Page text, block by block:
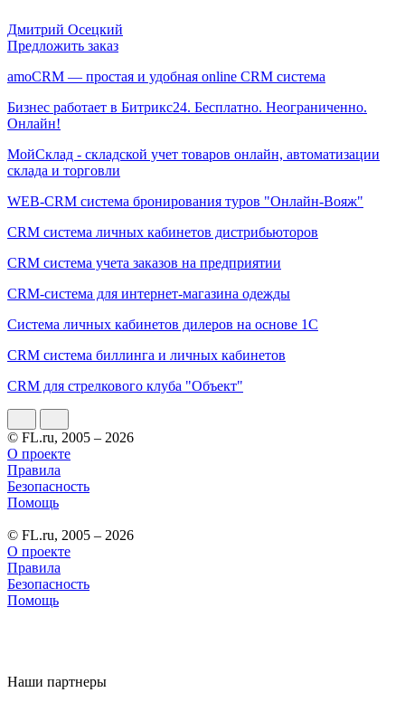
Дмитрий Осецкий
Предложить заказ
amoCRM — простая и удобная online CRM система
Бизнес работает в Битрикс24. Бесплатно. Неограниченно.
Онлайн!
МойСклад - складской учет товаров онлайн, автоматизации
склада и торговли
WEB-CRM система бронирования туров "Онлайн-Вояж"
CRM система личных кабинетов дистрибьюторов
CRM система учета заказов на предприятии
CRM-система для интернет-магазина одежды
Система личных кабинетов дилеров на основе 1С
CRM система биллинга и личных кабинетов
CRM для стрелкового клуба "Объект"
© FL.ru, 2005 – 2026
О проекте
Правила
Безопасность
Помощь
© FL.ru, 2005 – 2026
О проекте
Правила
Безопасность
Помощь
Наши партнеры